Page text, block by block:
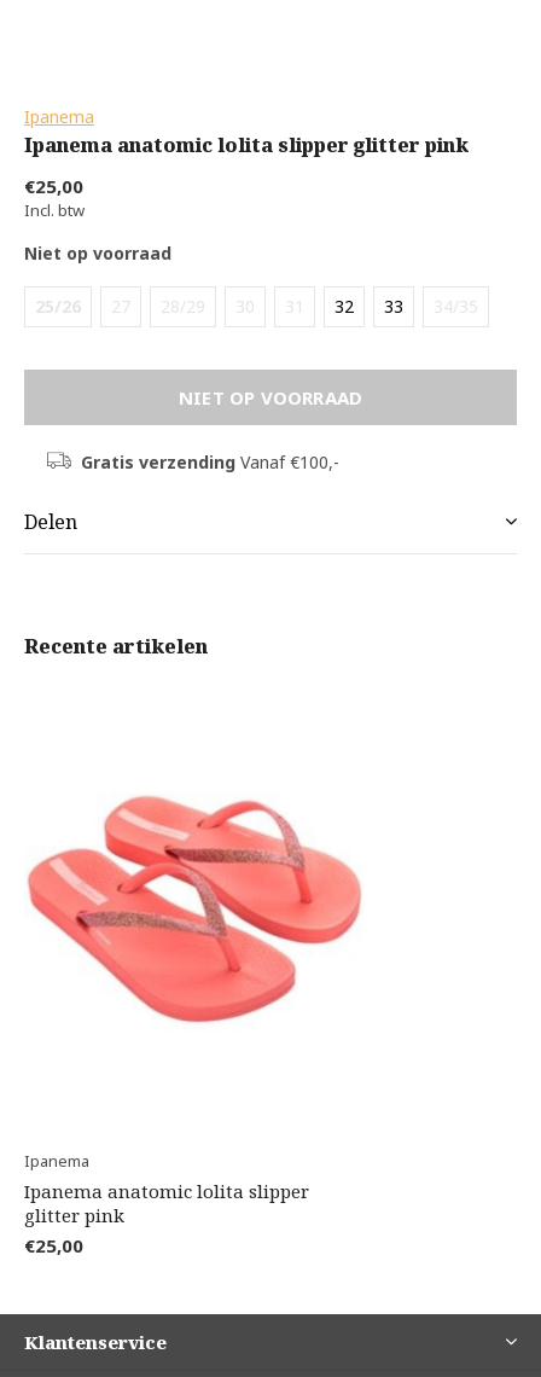
Ipanema
Ipanema anatomic lolita slipper glitter pink
€25,00
Incl. btw
Niet op voorraad
25/26 27 28/29 30 31 32 33 34/35
NIET OP VOORRAAD
Gratis verzendingVanaf €100,-
Delen
Recente artikelen
Ipanema
Ipanema anatomic lolita slipper
glitter pink
€25,00
Klantenservice